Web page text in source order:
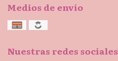
Medios de envío
Nuestras redes sociales